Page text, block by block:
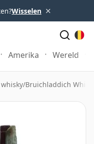
Wisselen ×
Amerika Wereld
/Bruichladdich